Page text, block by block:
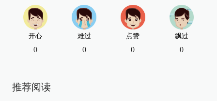
开心
0
难过
0
点赞
0
飘过
0
推荐阅读